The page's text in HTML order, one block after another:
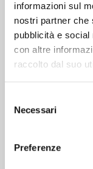
informazioni sul
nostri partner che
pubblicità e
con altre
raccolto dal suo
delNecessari
Preferenze